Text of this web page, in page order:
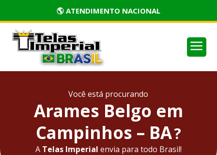
🏅 PRODUTOS CERTIFICADOS
a
Você está procurando
Arames Belgo em
Campinhos – BA?
A Telas Imperial envia para todo Brasil!